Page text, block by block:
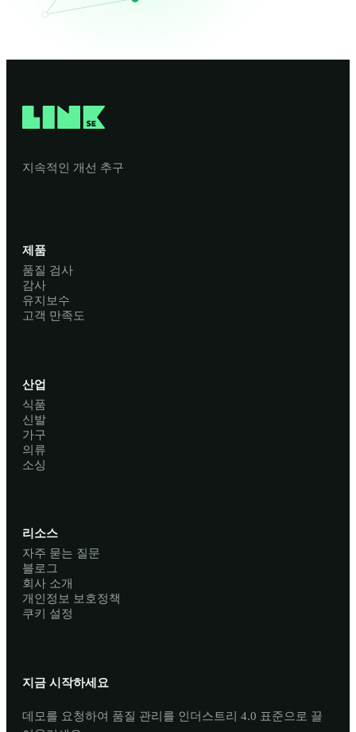
지속적인 개선 추구
제품
품질 검사
감사
유지보수
고객 만족도
산업
식품
신발
가구
의류
소싱
리소스
자주 묻는 질문
블로그
회사 소개
개인정보 보호정책
쿠키 설정
지금 시작하세요
데모를 요청하여 품질 관리를 인더스트리 4.0 표준으로 끌